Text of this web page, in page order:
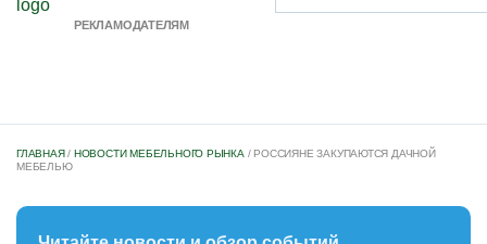
РЕКЛАМОДАТЕЛЯМ
ГЛАВНАЯ/ НОВОСТИ МЕБЕЛЬНОГО РЫНКА / РОССИЯНЕ ЗАКУПАЮТСЯ ДАЧНОЙ
МЕБЕЛЬЮ